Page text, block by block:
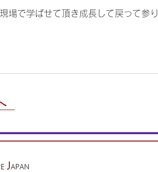
場で学ばせて頂き成長して戻って参り